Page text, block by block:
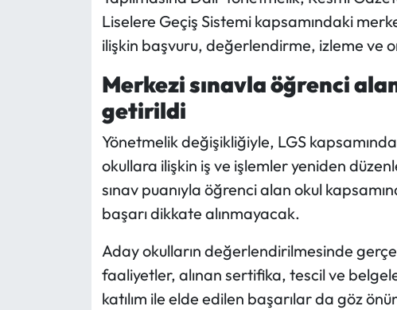
Liselere Geçiş Sistemi kapsamındaki
ilişkin başvuru, değerlendirme, izleme ve
Merkezi sınavla öğrenci
getirildi
Yönetmelik değişikliğiyle, LGS
okullara ilişkin iş ve işlemler yeniden
sınav puanıyla öğrenci alan okul
başarı dikkate alınmayacak.
Aday okulların değerlendirilmesinde
faaliyetler, alınan sertifika, tescil ve
katılım ile elde edilen başarılar da göz
Mecitözü Haberleri
Oğuzlar Haberleri
Ortaköy Haberleri
Osmancık Haberleri
Otomotiv
Resmi Reklam